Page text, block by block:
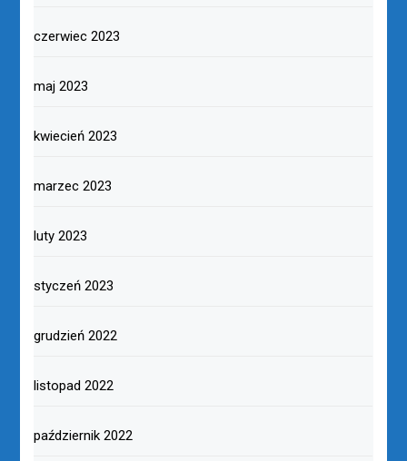
czerwiec 2023
maj 2023
kwiecień 2023
marzec 2023
luty 2023
styczeń 2023
grudzień 2022
listopad 2022
październik 2022